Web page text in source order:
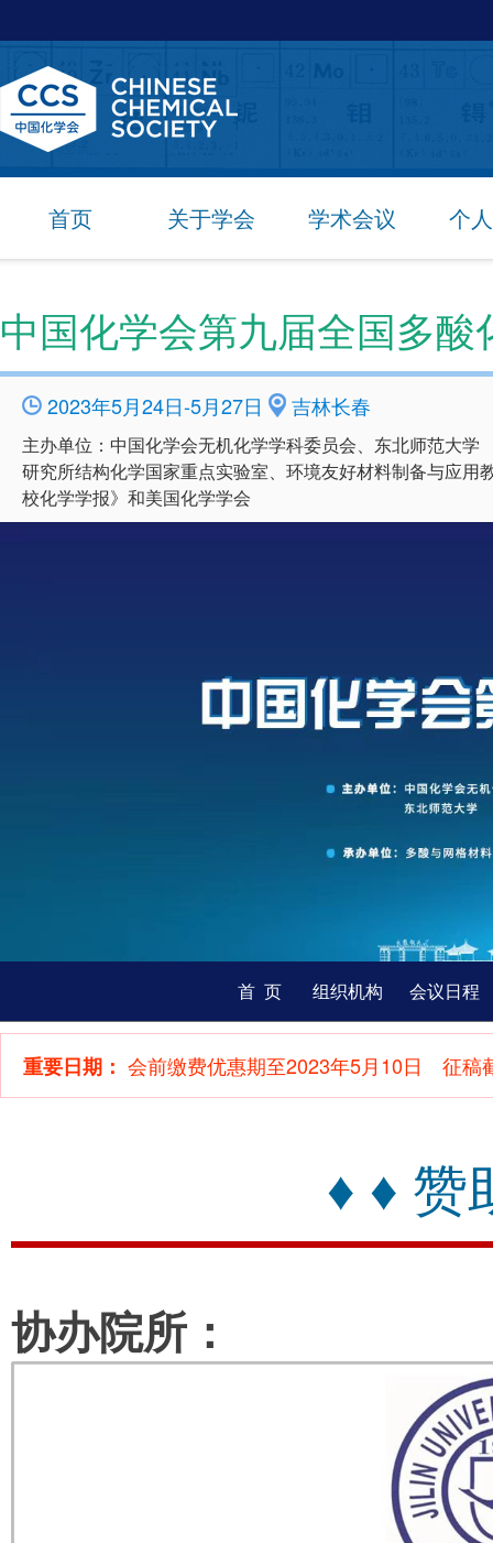
首页 关于学会 学术会议 个
中国化学会第九届全国多
2023年5月24日-5月27日 吉林长春
主办单位：中国化学会无机化学学科委员会、东北师范
研究所结构化学国家重点实验室、环境友好材料制备与应
校化学学报》和美国化学学会
首 页 组织机构 会议日程
重要日期： 会前缴费优惠期至2023年5月10日 征稿
♦ ♦ 赞
协办院所：